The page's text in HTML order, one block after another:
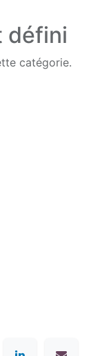
défini
catégorie.